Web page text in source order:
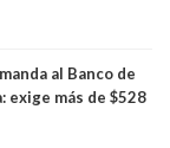
al Banco de
exige más de $528